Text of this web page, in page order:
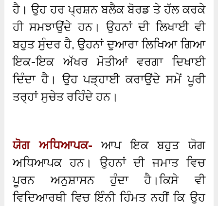
ਹੈ। ਉਹ ਹਰ ਪ੍ਰਸ਼ਨ ਬਲੈਕ ਬੋਰਡ ਤੇ ਹੱਲ ਕਰਕੇ
ਹੀ ਸਮਝਾਉਂਦੇ ਹਨ। ਉਹਨਾਂ ਦੀ ਲਿਖਾਈ ਵੀ
ਬਹੁਤ ਸੁੰਦਰ ਹੈ, ਉਹਨਾਂ ਦੁਆਰਾ ਲਿਖਿਆ ਗਿਆ
ਇਕ-ਇਕ ਅੱਖਰ ਮੋਤੀਆਂ ਵਰਗਾ ਦਿਖਾਈ
ਦਿੰਦਾ ਹੈ। ਉਹ ਪੜ੍ਹਾਈ ਕਰਾਉਂਦੇ ਸਮੇਂ ਪੂਰੀ
ਤਰ੍ਹਾਂ ਸੁਚੇਤ ਰਹਿੰਦੇ ਹਨ।
ਯੋਗ ਅਧਿਆਪਕ- ਆਪ ਇਕ ਬਹੁਤ ਯੋਗ
ਅਧਿਆਪਕ ਹਨ। ਉਹਨਾਂ ਦੀ ਜਮਾਤ ਵਿਚ
ਪੂਰਨ ਅਨੁਸ਼ਾਸਨ ਹੁੰਦਾ ਹੈ।ਕਿਸੇ ਵੀ
ਵਿਦਿਆਰਥੀ ਵਿਚ ਇੰਨੀ ਹਿੰਮਤ ਨਹੀਂ ਕਿ ਉਹ